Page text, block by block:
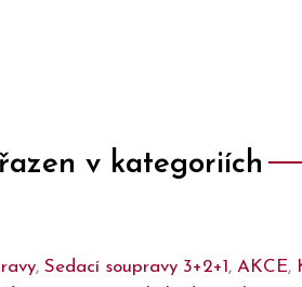
v kategoriích
, Sedací soupravy 3+2+1 , AKCE,